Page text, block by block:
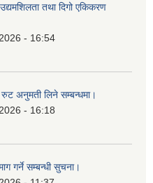
तथा दिगो एकिकरण
- 16:54
अनुमती लिने सम्बन्धमा।
- 16:18
गर्ने सम्बन्धी सुचना।